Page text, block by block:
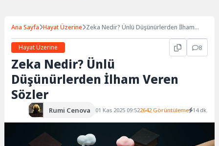
Ana Sayfa Hayat Üzerine Zeka Nedir? Ünlü Düşünürlerden İlham
Hayat Üzerine
8
Zeka Nedir? Ünlü
Düşünürlerden İlham Veren
Sözler
Rumi Cenova 01 Kas 2025 09:522642 Görüntüleme 14 dk.